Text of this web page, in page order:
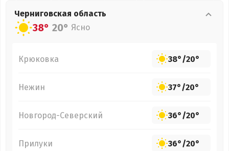
Черниговская область
38° 20° Ясно
Крюковка 38°/20°
Нежин 37°/20°
Новгород-Северский 36°/20°
Прилуки 36°/20°